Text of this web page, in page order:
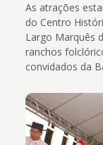
As atrações
do Centro
Largo Marquês
ranchos
convidados da